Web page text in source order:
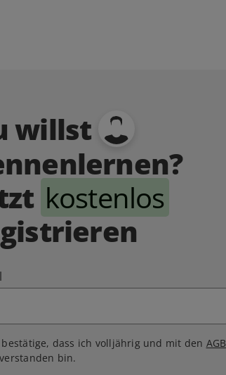
willst
kostenlos
bestätige, dass ich volljährig und mit den AGB
bin.